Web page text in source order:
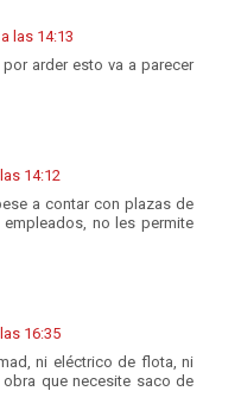
las 14:13
arder esto va a parecer
14:12
a contar con plazas de
no les permite
16:35
ni eléctrico de flota, ni
que necesite saco de